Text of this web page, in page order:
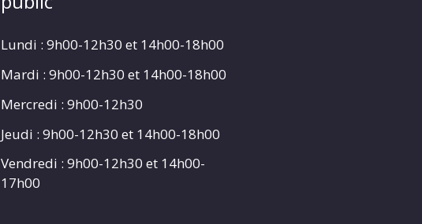
Lundi : 9h00-12h30 et 14h00-18h00
Mardi : 9h00-12h30 et 14h00-18h00
Mercredi : 9h00-12h30
Jeudi : 9h00-12h30 et 14h00-18h00
Vendredi : 9h00-12h30 et 14h00-
17h00